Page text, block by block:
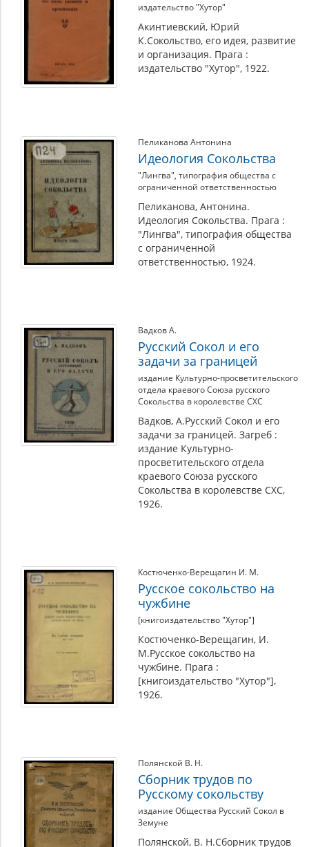
издательство "Хутор"
Акинтиевский, Юрий
К.Сокольство, его идея, развитие
и организация. Прага :
издательство "Хутор", 1922.
Пеликанова Антонина
Идеология Сокольства
"Лингва", типография общества с
ограниченной ответственностью
Пеликанова, Антонина.
Идеология Сокольства. Прага :
"Лингва", типография общества
с ограниченной
ответственностью, 1924.
Вадков А.
Русский Сокол и его
задачи за границей
издание Культурно-просветительского
отдела краевого Союза русского
Сокольства в королевстве СХС
Вадков, А.Русский Сокол и его
задачи за границей. Загреб :
издание Культурно-
просветительского отдела
краевого Союза русского
Сокольства в королевстве СХС,
1926.
Костюченко-Верещагин И. М.
Русское сокольство на
чужбине
[книгоиздательство "Хутор"]
Костюченко-Верещагин, И.
М.Русское сокольство на
чужбине. Прага :
[книгоиздательство "Хутор"],
1926.
Полянской В. Н.
Сборник трудов по
Русскому сокольству
издание Общества Русский Сокол в
Земуне
Полянской, В. Н.Сборник трудов